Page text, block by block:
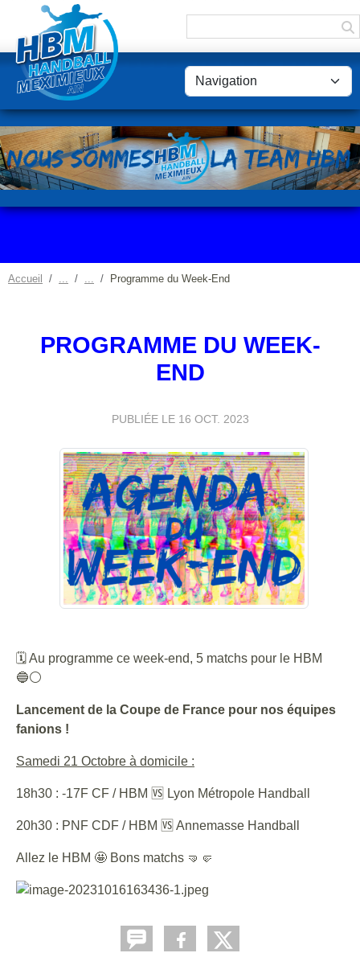
Accueil Programme du Week-End
PROGRAMME DU WEEK-
END
PUBLIÉE LE 16 OCT. 2023
🗓 Au programme ce week-end, 5 matchs pour le HBM
🔵⚪️
Lancement de la Coupe de France pour nos équipes
fanions !
Samedi 21 Octobre à domicile :
18h30 : -17F CF / HBM 🆚 Lyon Métropole Handball
20h30 : PNF CDF / HBM 🆚 Annemasse Handball
Allez le HBM 🤩 Bons matchs 🤜🤛
Panneau de gestion des cookies